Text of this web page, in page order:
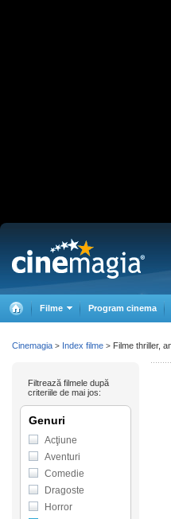
Filme Program cinema
Filtrează filmele după
criteriile de mai jos:
Genuri
Acţiune
Aventuri
Comedie
Dragoste
Horror
Cinemagia > Index filme > Filme thriller,